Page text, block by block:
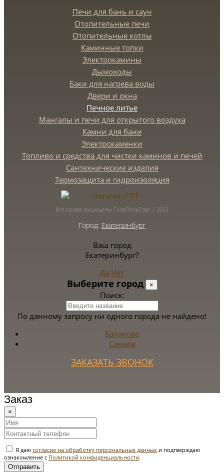
Печи для бань и саун
Отопительные печи
Отопительные котлы
Каминные топки
Электрокамины
Дымоходы
Баки для нагрева воды
Двери и окна
Печное литье
Мангалы и печи для открытого воздуха
Камни для бани
Электрокаменки
Топливо и средства для чистки каминов и печей
Сантехнические изделия
Термозащита и гидроизоляция
Все права защищены ГлавПечьТорг | 2022
Город: Екатеринбург
Ваш город
Екатеринбург?
Да Нет
Выберите город ×
Поиск:
По данному запросу ни одного города не найдено!
Балаково
Самара
ЗАКАЗАТЬ ЗВОНОК
Заказ
×
Я даю согласие на обработку персональных данных и подтверждаю
ознакомление с Политикой конфиденциальности.
Отправить